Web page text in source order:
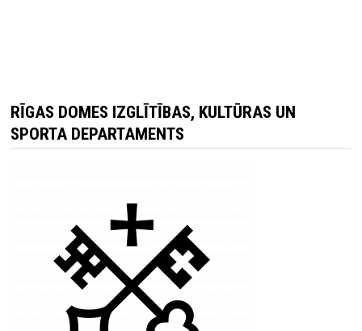
RĪGAS DOMES IZGLĪTĪBAS, KULTŪRAS UN
SPORTA DEPARTAMENTS